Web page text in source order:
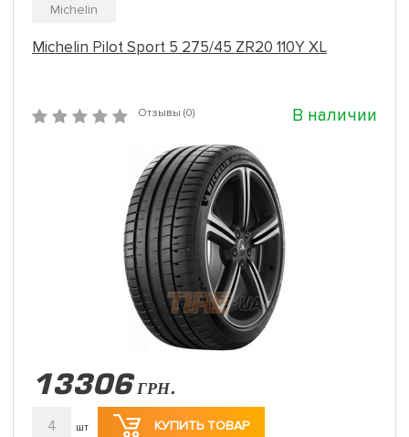
Michelin
Michelin Pilot Sport 5 275/45 ZR20 110Y XL
Отзывы (0) В наличии
13306 ГРН.
4 шт КУПИТЬ ТОВАР